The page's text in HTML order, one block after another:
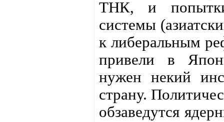
ТНК, и попытки
системы
к либеральным
привели в
нужен некий
страну.
обзаведутся